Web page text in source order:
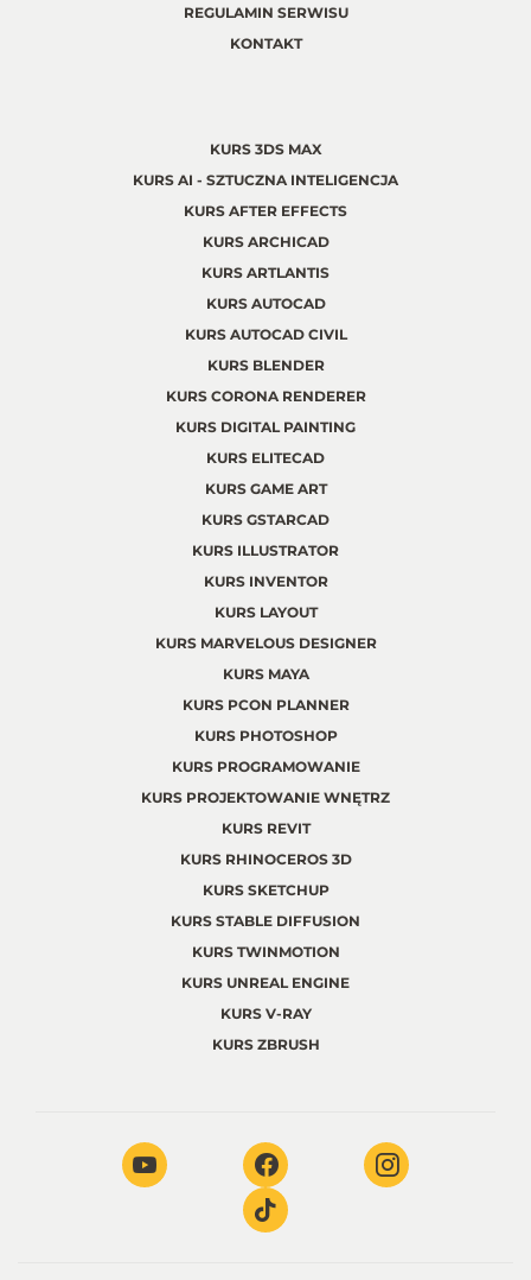
REGULAMIN SERWISU
KONTAKT
KURS 3DS MAX
KURS AI - SZTUCZNA INTELIGENCJA
KURS AFTER EFFECTS
KURS ARCHICAD
KURS ARTLANTIS
KURS AUTOCAD
KURS AUTOCAD CIVIL
KURS BLENDER
KURS CORONA RENDERER
KURS DIGITAL PAINTING
KURS ELITECAD
KURS GAME ART
KURS GSTARCAD
KURS ILLUSTRATOR
KURS INVENTOR
KURS LAYOUT
KURS MARVELOUS DESIGNER
KURS MAYA
KURS PCON PLANNER
KURS PHOTOSHOP
KURS PROGRAMOWANIE
KURS PROJEKTOWANIE WNĘTRZ
KURS REVIT
KURS RHINOCEROS 3D
KURS SKETCHUP
KURS STABLE DIFFUSION
KURS TWINMOTION
KURS UNREAL ENGINE
KURS V-RAY
KURS ZBRUSH